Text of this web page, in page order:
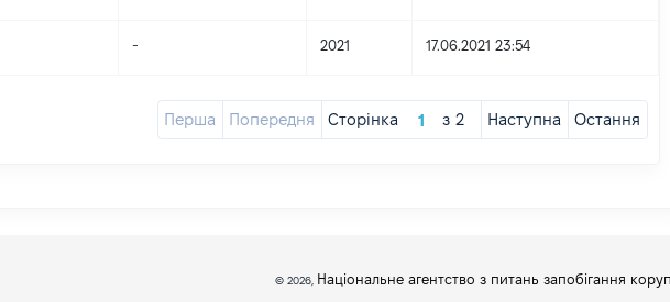
- 2021 17.06.2021 23:54
Перша Попередня Сторінка з 2 Наступна Остання
© 2026, Національне агентство з питань запобігання